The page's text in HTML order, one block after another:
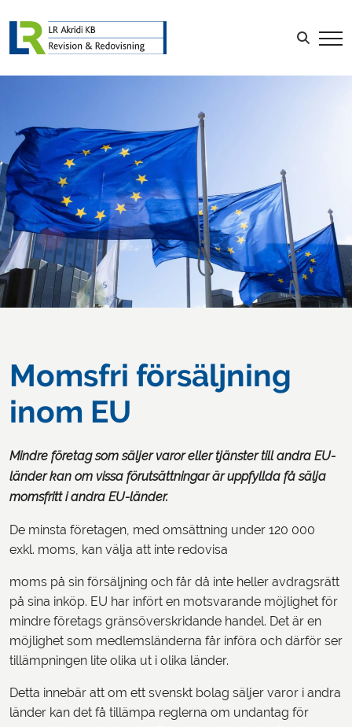
LOGGA IN Sök efter:
Momsfri försäljning
inom EU
Mindre företag som säljer varor eller tjänster till andra EU-
länder kan om vissa förutsättningar är uppfyllda få sälja
momsfritt i andra EU-länder.
De minsta företagen, med omsättning under 120 000
exkl. moms, kan välja att inte redovisa
moms på sin försäljning och får då inte heller avdragsrätt
på sina inköp. EU har infört en motsvarande möjlighet för
mindre företags gränsöverskridande handel. Det är en
möjlighet som medlemsländerna får införa och därför ser
tillämpningen lite olika ut i olika länder.
Detta innebär att om ett svenskt bolag säljer varor i andra
länder kan det få tillämpa reglerna om undantag för